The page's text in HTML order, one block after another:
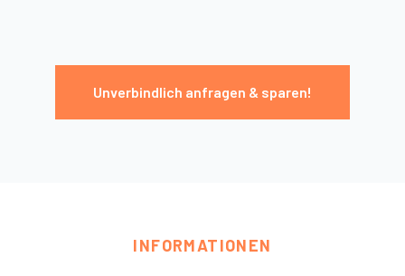
Unverbindlich anfragen & sparen!
INFORMATIONEN